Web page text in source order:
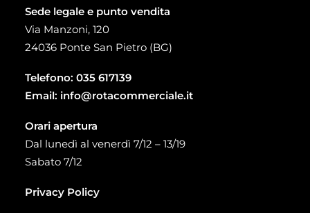
Sede legale e punto vendita
Via Manzoni, 120
24036 Ponte San Pietro (BG)
Telefono: 035 617139
Email: info@rotacommerciale.it
Orari apertura
Dal lunedì al venerdì 7/12 – 13/19
Sabato 7/12
Privacy Policy